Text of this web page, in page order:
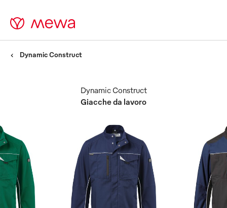
Dynamic Construct
Giacche da lavoro
Dynamic Construct